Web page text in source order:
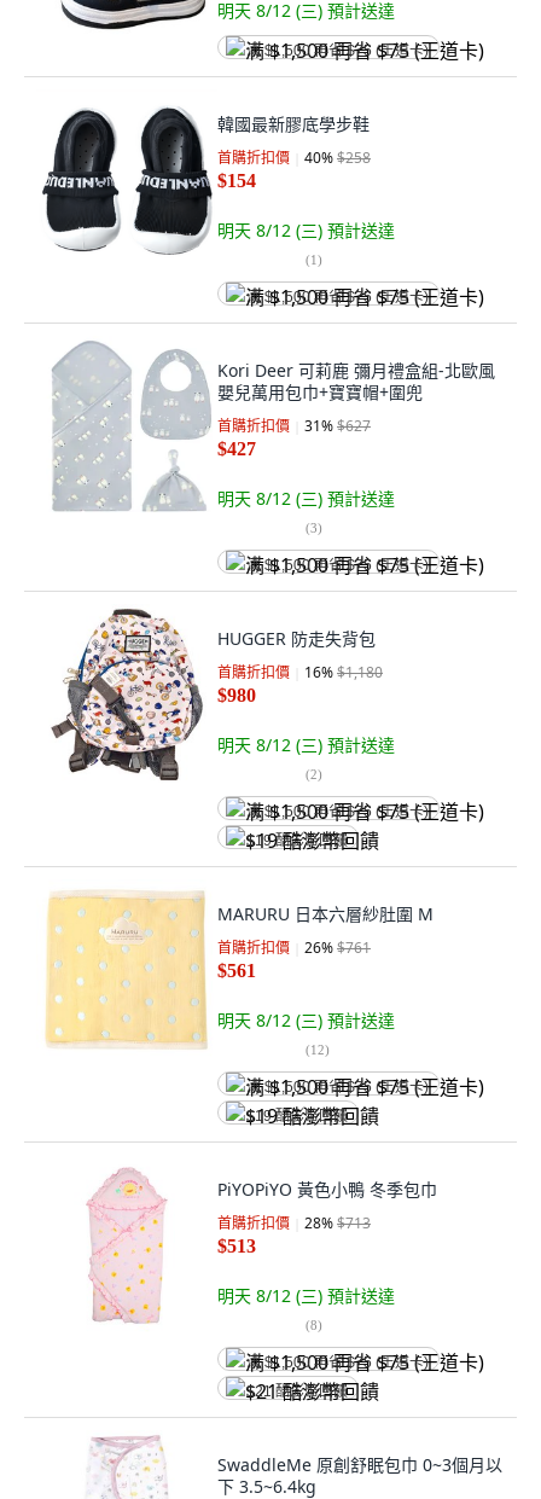
明天 8/12 (三) 預計送達
满 $1,500 再省 $75 (王道卡)
韓國最新膠底學步鞋
首購折扣價 40%$258
$154
明天 8/12 (三) 預計送達
(1)
满 $1,500 再省 $75 (王道卡)
Kori Deer 可莉鹿 彌月禮盒組-北歐風
嬰兒萬用包巾+寶寶帽+圍兜
首購折扣價 31%$627
$427
明天 8/12 (三) 預計送達
(3)
满 $1,500 再省 $75 (王道卡)
HUGGER 防走失背包
首購折扣價 16%$1,180
$980
明天 8/12 (三) 預計送達
(2)
满 $1,500 再省 $75 (王道卡)
$19 酷澎幣回饋
MARURU 日本六層紗肚圍 M
首購折扣價 26%$761
$561
明天 8/12 (三) 預計送達
(12)
满 $1,500 再省 $75 (王道卡)
$19 酷澎幣回饋
PiYOPiYO 黃色小鴨 冬季包巾
首購折扣價 28%$713
$513
明天 8/12 (三) 預計送達
(8)
满 $1,500 再省 $75 (王道卡)
$21 酷澎幣回饋
SwaddleMe 原創舒眠包巾 0~3個月以
下 3.5~6.4kg